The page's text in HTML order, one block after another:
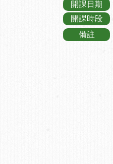
開課日期
開課時段
備註